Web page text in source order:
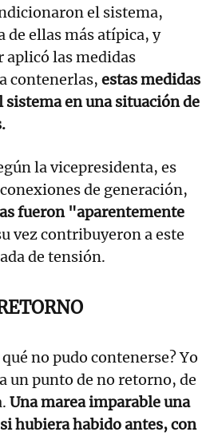
el sistema,
de ellas más atípica, y
aplicó las medidas
contenerlas, estas medidas
sistema en una situación de
la vicepresidenta, es
de generación,
fueron "aparentemente
vez contribuyeron a este
de tensión.
no pudo contenerse? Yo
un punto de no retorno, de
Una marea imparable una
hubiera habido antes, con